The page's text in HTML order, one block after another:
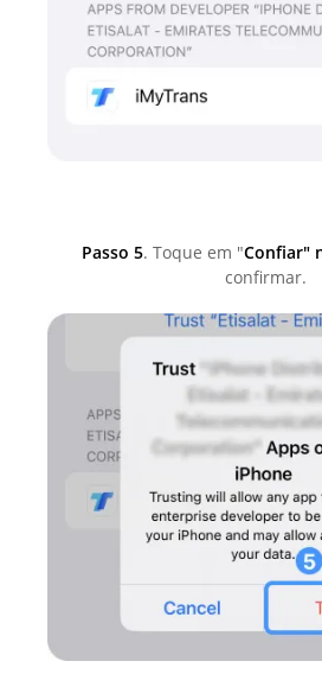
Passo 5. Toque em "Confiar"
confirmar.